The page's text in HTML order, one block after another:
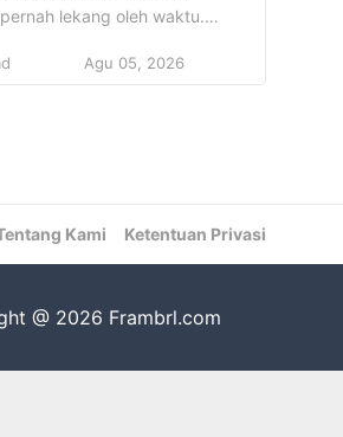
lekang oleh waktu.
dan beragam, masakan
sarat dengan sejarah. Dari
[…]
Agu 05, 2026
Kami Ketentuan Privasi
@ 2026 Frambrl.com